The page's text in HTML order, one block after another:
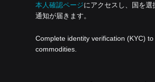
本人確認ページにアクセスし、国を選
通知が届きます。
Complete identity verification (KYC)
commodities.